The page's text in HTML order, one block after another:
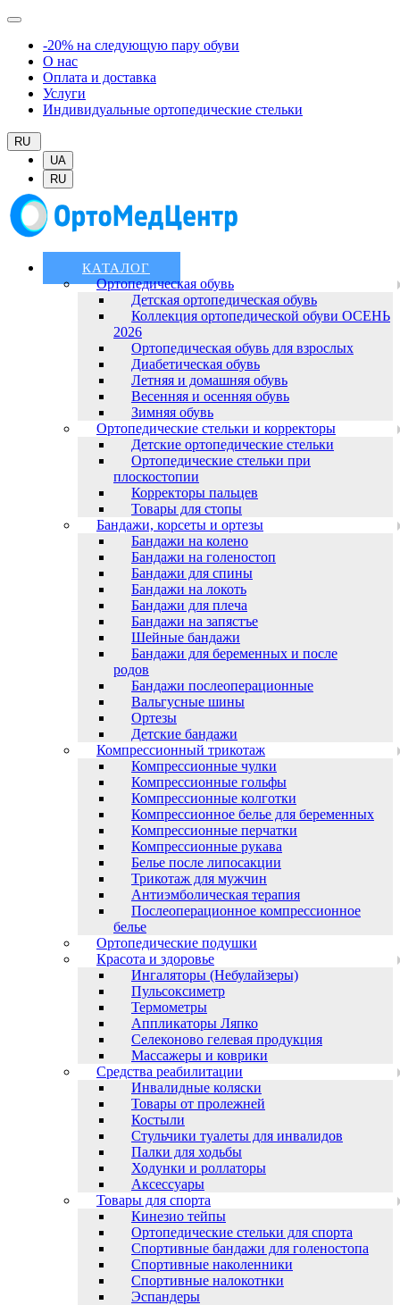
-20% на следующую пару обуви
О нас
Оплата и доставка
Услуги
Индивидуальные ортопедические стельки
RU
UA
RU
КАТАЛОГ
Ортопедическая обувь
Детская ортопедическая обувь
Коллекция ортопедической обуви ОСЕНЬ
2026
Ортопедическая обувь для взрослых
Диабетическая обувь
Летняя и домашняя обувь
Весенняя и осенняя обувь
Зимняя обувь
Ортопедические стельки и корректоры
Детские ортопедические стельки
Ортопедические стельки при
плоскостопии
Корректоры пальцев
Товары для стопы
Бандажи, корсеты и ортезы
Бандажи на колено
Бандажи на голеностоп
Бандажи для спины
Бандажи на локоть
Бандажи для плеча
Бандажи на запястъе
Шейные бандажи
Бандажи для беременных и после
родов
Бандажи послеоперационные
Вальгусные шины
Ортезы
Детские бандажи
Компрессионный трикотаж
Компрессионные чулки
Компрессионные гольфы
Компрессионные колготки
Компрессионное белье для беременных
Компрессионные перчатки
Компрессионные рукава
Белье после липосакции
Трикотаж для мужчин
Антиэмболическая терапия
Послеоперационное компрессионное
белье
Ортопедические подушки
Красота и здоровье
Ингаляторы (Небулайзеры)
Пульсоксиметр
Термометры
Аппликаторы Ляпко
Селеконово гелевая продукция
Массажеры и коврики
Средства реабилитации
Инвалидные коляски
Товары от пролежней
Костыли
Стульчики туалеты для инвалидов
Палки для ходьбы
Ходунки и роллаторы
Аксессуары
Товары для спорта
Кинезио тейпы
Ортопедические стельки для спорта
Спортивные бандажи для голеностопа
Спортивные наколенники
Спортивные налокотнки
Эспандеры